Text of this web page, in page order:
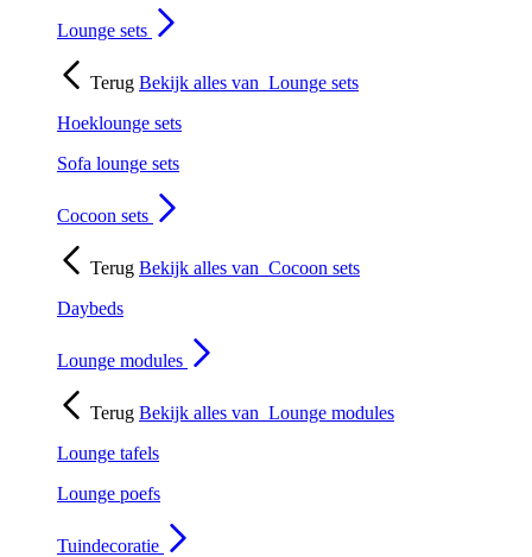
Lounge sets
Terug Bekijk alles van Lounge sets
Hoeklounge sets
Sofa lounge sets
Cocoon sets
Terug Bekijk alles van Cocoon sets
Daybeds
Lounge modules
Terug Bekijk alles van Lounge modules
Lounge tafels
Lounge poefs
Tuindecoratie